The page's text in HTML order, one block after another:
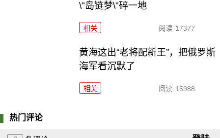
\"岛链梦\"碎一地
相关 阅读 17377
黄海这出“老将配新王”，把俄罗斯
海军看沉默了
相关 阅读 15988
热门评论